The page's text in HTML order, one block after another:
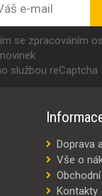
se zpracováním
službou reCaptcha
Doprava
Vše o
Kontakty